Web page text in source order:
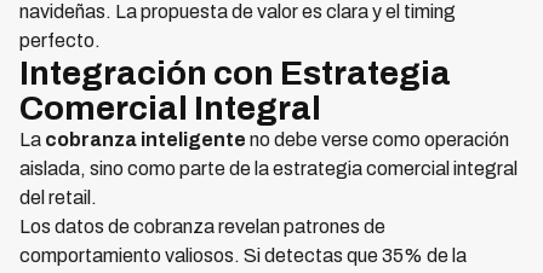
navideñas. La propuesta de valor es clara y el timing
perfecto.
Integración con Estrategia
Comercial Integral
La cobranza inteligente no debe verse como operación
aislada, sino como parte de la estrategia comercial integral
del retail.
Los datos de cobranza revelan patrones de
comportamiento valiosos. Si detectas que 35% de la